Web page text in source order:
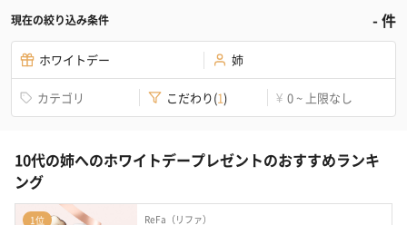
現在の絞り込み条件 -件
ホワイトデー 姉
カテゴリ こだわり(1) ¥ 0 ~ 上限なし
10代の姉へのホワイトデープレゼントのおすすめランキ
ング
1位 ReFa（リファ）